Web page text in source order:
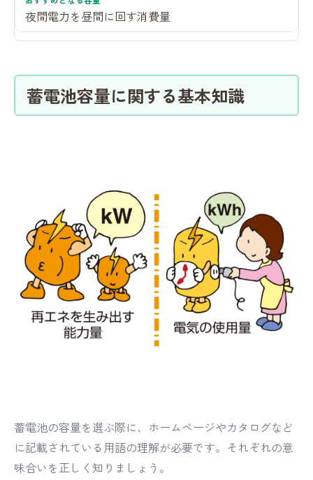
夜間電力を昼間に回す消費量
蓄電池容量に関する基本知識
蓄電池の容量を選ぶ際に、ホームページやカタログなど
に記載されている用語の理解が必要です。それぞれの意
味合いを正しく知りましょう。